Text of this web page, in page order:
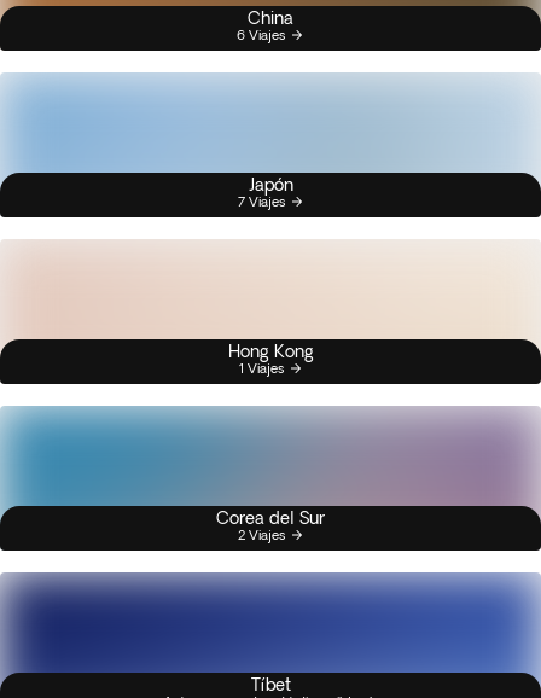
China
6 Viajes
Japón
7 Viajes
Hong Kong
1 Viajes
Corea del Sur
2 Viajes
Tíbet